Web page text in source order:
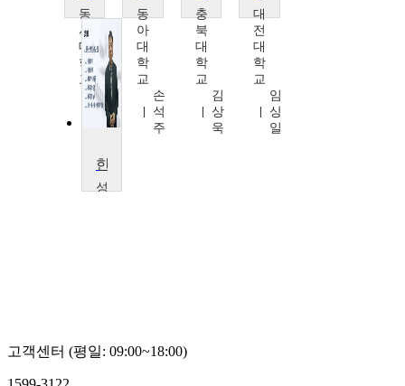
동
서
대
학
교
배
수
한
동
아
대
학
교
손
석
주
충
북
대
학
교
김
상
욱
대
전
대
학
교
임
상
일
성
고객센터 (평일: 09:00~18:00)